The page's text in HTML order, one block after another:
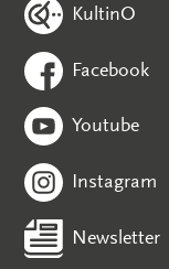
KultinO
Facebook
Youtube
Instagram
Newsletter